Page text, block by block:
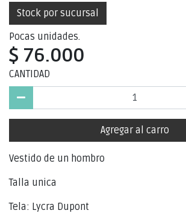
Stock por sucursal
Pocas unidades.
$ 76.000
CANTIDAD
Agregar al carro
Vestido de un hombro
Talla unica
Tela: Lycra Dupont